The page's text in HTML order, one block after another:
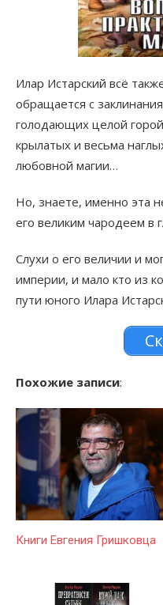
Илар Истарский всё
обращается с
голодающих целой
крылатых и весьма
любовной магии…
Но, знаете, именно эта
его великим чародеем в
Слухи о его величии и
империи, и мало кто из
пути юного Илара
Похожие записи:
Книги Евгения Гришковца